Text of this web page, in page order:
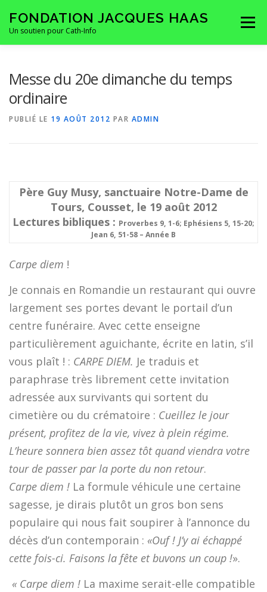
contenu
FONDATION JACQUES HAAS
Un soutien pour Cath-Info
Menu
Messe du 20e dimanche du temps
ordinaire
PUBLIÉ LE 19 AOÛT 2012 PAR ADMIN
Père Guy Musy, sanctuaire Notre-Dame de
Tours, Cousset, le 19 août 2012
Lectures bibliques : Proverbes 9, 1-6; Ephésiens 5, 15-20;
Jean 6, 51-58 – Année B
Carpe diem !
Je connais en Romandie un restaurant qui ouvre
largement ses portes devant le portail d’un
centre funéraire. Avec cette enseigne
particulièrement aguichante, écrite en latin, s’il
vous plaît ! : CARPE DIEM. Je traduis et
paraphrase très librement cette invitation
adressée aux survivants qui sortent du
cimetière ou du crématoire : Cueillez le jour
présent, profitez de la vie, vivez à plein régime.
L’heure sonnera bien assez tôt quand viendra votre
tour de passer par la porte du non retour.
Carpe diem ! La formule véhicule une certaine
sagesse, je dirais plutôt un gros bon sens
populaire qui nous fait soupirer à l’annonce du
décès d’un contemporain : «Ouf ! J’y ai échappé
cette fois-ci. Faisons la fête et buvons un coup !».
« Carpe diem ! La maxime serait-elle compatible